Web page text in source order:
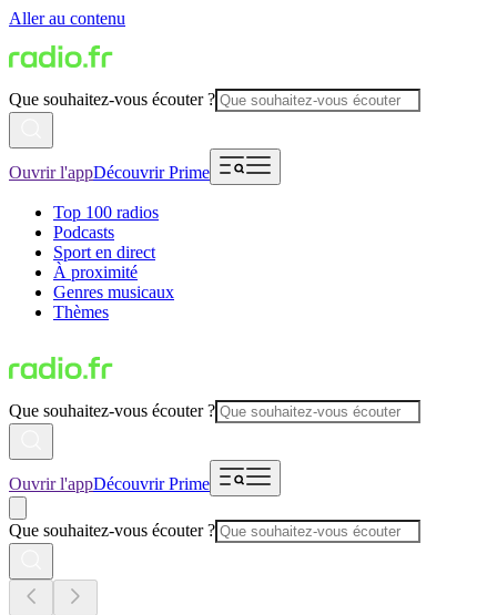
Aller au contenu
Que souhaitez-vous écouter ?
Ouvrir l'appDécouvrir Prime
Top 100 radios
Podcasts
Sport en direct
À proximité
Genres musicaux
Thèmes
Que souhaitez-vous écouter ?
Ouvrir l'appDécouvrir Prime
Que souhaitez-vous écouter ?